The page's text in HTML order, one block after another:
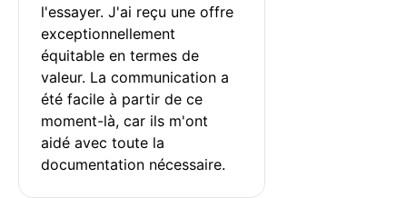
l'essayer. J'ai reçu une offre
exceptionnellement
équitable en termes de
valeur. La communication a
été facile à partir de ce
moment-là, car ils m'ont
aidé avec toute la
documentation nécessaire.